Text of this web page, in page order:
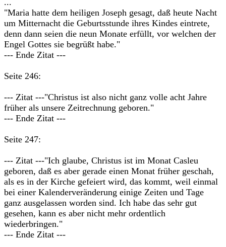
...
"Maria hatte dem heiligen Joseph gesagt, daß heute Nacht
um Mitternacht die Geburtsstunde ihres Kindes eintrete,
denn dann seien die neun Monate erfüllt, vor welchen der
Engel Gottes sie begrüßt habe."
--- Ende Zitat ---
Seite 246:
--- Zitat ---"Christus ist also nicht ganz volle acht Jahre
früher als unsere Zeitrechnung geboren."
--- Ende Zitat ---
Seite 247:
--- Zitat ---"Ich glaube, Christus ist im Monat Casleu
geboren, daß es aber gerade einen Monat früher geschah,
als es in der Kirche gefeiert wird, das kommt, weil einmal
bei einer Kalenderveränderung einige Zeiten und Tage
ganz ausgelassen worden sind. Ich habe das sehr gut
gesehen, kann es aber nicht mehr ordentlich
wiederbringen."
--- Ende Zitat ---